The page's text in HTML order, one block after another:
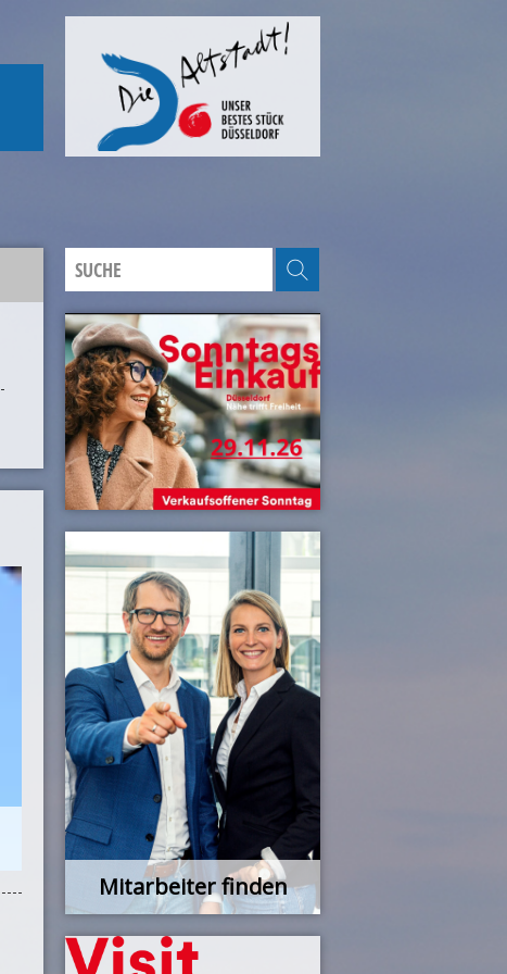
Mitarbeiter finden